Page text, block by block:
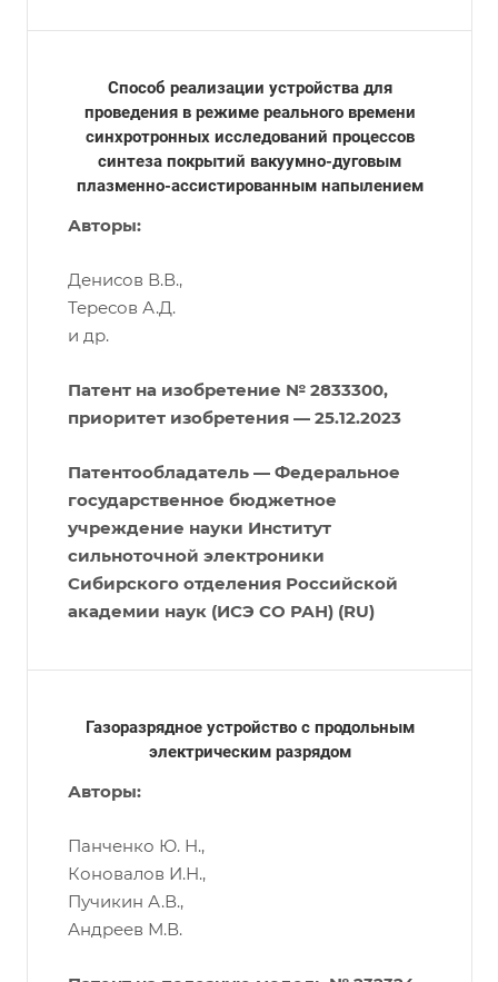
Способ реализации устройства для
проведения в режиме реального времени
синхротронных исследований процессов
синтеза покрытий вакуумно-дуговым
плазменно-ассистированным напылением
Авторы:
Денисов В.В.,
Тересов А.Д.
и др.
Патент на изобретение № 2833300,
приоритет изобретения — 25.12.2023
Патентообладатель — Федеральное
государственное бюджетное
учреждение науки Институт
сильноточной электроники
Сибирского отделения Российской
академии наук (ИСЭ СО РАН) (RU)
Газоразрядное устройство с продольным
электрическим разрядом
Авторы:
Панченко Ю. Н.,
Коновалов И.Н.,
Пучикин А.В.,
Андреев М.В.